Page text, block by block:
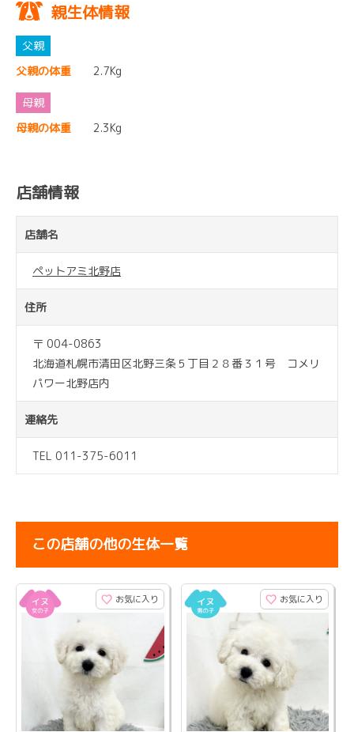
親生体情報
父親の体重 2.7Kg
母親の体重 2.3Kg
店舗情報
店舗名
ペットアミ北野店
住所
〒 004-0863
北海道札幌市清田区北野三条５丁目２８番３１号 コメリ
パワー北野店内
連絡先
TEL 011-375-6011
この店舗の他の生体一覧
お気に入り お気に入り